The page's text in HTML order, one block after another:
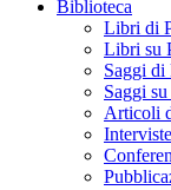
Biblioteca
Libri di
Libri su
Saggi di
Saggi
Articoli